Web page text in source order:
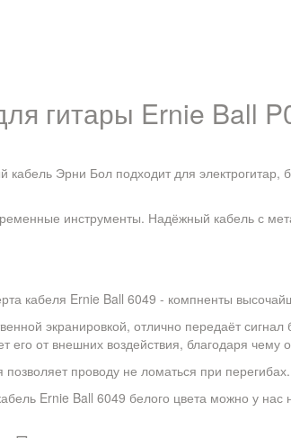
гитары Ernie Ball
кабель Эрни Бол подходит для электрогитар,
инструменты. Надёжный кабель с
кабеля Ernie Ball 6049 - компненты
экранировкой, отлично передаёт
его от внешних воздействия, благодаря чему
проводу не ломаться при
Ernie Ball 6049 белого цвета можно у нас